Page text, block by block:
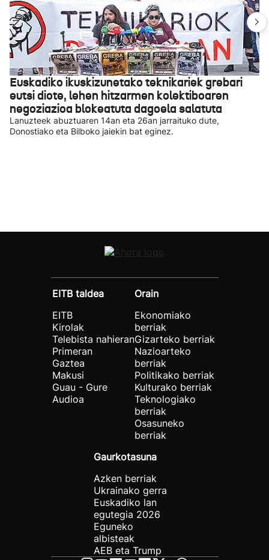
Euskadiko ikuskizunetako teknikariek grebari
eutsi diote, lehen hitzarmen kolektiboaren
negoziazioa blokeatuta dagoela salatuta
Lanuzteek abuztuaren 14an eta 26an jarraituko dute,
Donostiako eta Bilboko jaiekin bat eginez.
EITB taldea
EITB
Kirolak
Telebista nahieran
Primeran
Gaztea
Makusi
Guau - Gure
Audioa
Orain
Ekonomiako
berriak
Gizarteko berriak
Nazioarteko
berriak
Politikako berriak
Kulturako berriak
Teknologiako
berriak
Osasuneko
berriak
Gaurkotasuna
Azken berriak
Ukrainako gerra
Euskadiko lan
egutegia 2026
Eguneko
albisteak
AEB eta Trump